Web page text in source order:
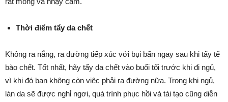
Thời điểm tẩy da chết
Không ra nắng, ra đường tiếp xúc với bụi bẩn ngay sau khi tẩy tế
bào chết. Tốt nhất, hãy tẩy da chết vào buổi tối trước khi đi ngủ,
vì khi đó bạn không còn việc phải ra đường nữa. Trong khi ngủ,
làn da sẽ được nghỉ ngơi, quá trình phục hồi và tái tạo cũng diễn